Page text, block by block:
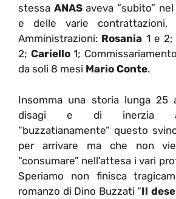
stessa ANASaveva “subito”
e delle varie contrattazioni,
Amministrazioni: Rosania 1 e 2;
2; Cariello1; Commissariamento
da soli 8 mesi Mario Conte.
Insomma una storia lunga 25
disagi e di inerzia
“buzzatianamente” questo
per arrivare ma che non
“consumare” nell’attesa i vari
Speriamo non finisca
romanzo di Dino Buzzati “Il